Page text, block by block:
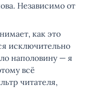
Независимо от
как это
исключительно
наполовину — я
всё
читателя,